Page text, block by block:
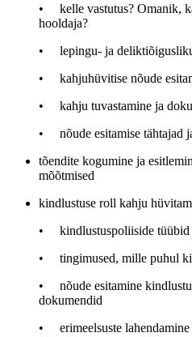
• kelle vastutus? Omanik,
hooldaja?
• lepingu- ja
• kahjuhüvitise nõude
• kahju tuvastamine ja
• nõude esitamise tähtajad
tõendite kogumine ja
mõõtmised
kindlustuse roll kahju
• kindlustuspoliiside tüübid
• tingimused, mille puhul
• nõude esitamine
dokumendid
• erimeelsuste lahendamine